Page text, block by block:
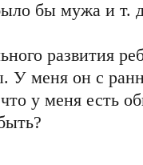
бы мужа и т.
развития
У меня он с
у меня есть